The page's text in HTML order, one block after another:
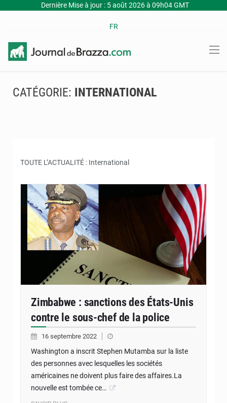
Dernière Mise à jour : 5 août 2026 à 09h04 GMT
FR
CATÉGORIE: INTERNATIONAL
TOUTE L’ACTUALITÉ : International
Zimbabwe : sanctions des États-Unis
contre le sous-chef de la police
16 septembre 2022
Washington a inscrit Stephen Mutamba sur la liste
des personnes avec lesquelles les sociétés
américaines ne doivent plus faire des affaires.La
nouvelle est tombée ce…